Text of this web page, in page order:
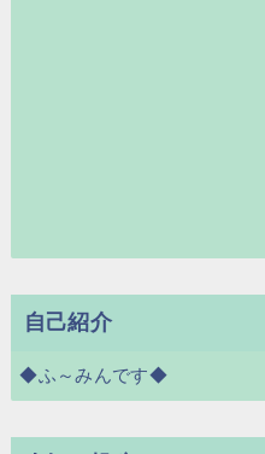
自己紹介
◆ふ～みんです◆